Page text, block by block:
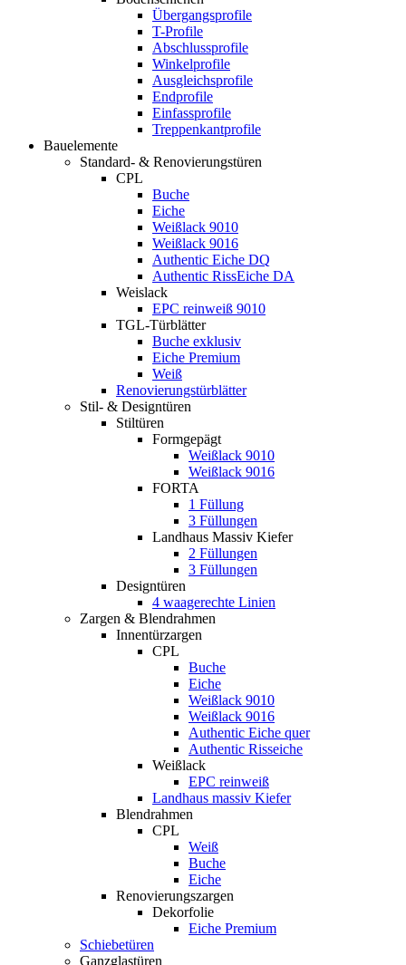
Übergangsprofile
T-Profile
Abschlussprofile
Winkelprofile
Ausgleichsprofile
Endprofile
Einfassprofile
Treppenkantprofile
Bauelemente
Standard- & Renovierungstüren
CPL
Buche
Eiche
Weißlack 9010
Weißlack 9016
Authentic Eiche DQ
Authentic RissEiche DA
Weislack
EPC reinweiß 9010
TGL-Türblätter
Buche exklusiv
Eiche Premium
Weiß
Renovierungstürblätter
Stil- & Designtüren
Stiltüren
Formgepägt
Weißlack 9010
Weißlack 9016
FORTA
1 Füllung
3 Füllungen
Landhaus Massiv Kiefer
2 Füllungen
3 Füllungen
Designtüren
4 waagerechte Linien
Zargen & Blendrahmen
Innentürzargen
CPL
Buche
Eiche
Weißlack 9010
Weißlack 9016
Authentic Eiche quer
Authentic Risseiche
Weißlack
EPC reinweiß
Landhaus massiv Kiefer
Blendrahmen
CPL
Weiß
Buche
Eiche
Renovierungszargen
Dekorfolie
Eiche Premium
Schiebetüren
Ganzglastüren